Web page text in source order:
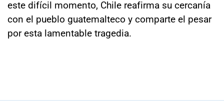
este difícil momento, Chile reafirma su cercanía
con el pueblo guatemalteco y comparte el pesar
por esta lamentable tragedia.